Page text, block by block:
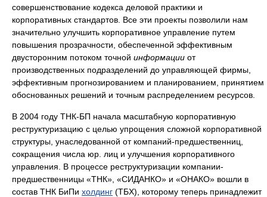
совершенствование кодекса деловой практики и
корпоративных стандартов. Все эти проекты позволили нам
значительно улучшить корпоративное управление путем
повышения прозрачности, обеспеченной эффективным
двусторонним потоком точной информации от
производственных подразделений до управляющей фирмы,
эффективным прогнозированием и планированием, принятием
обоснованных решений и точным распределением ресурсов.
В 2004 году ТНК-БП начала масштабную корпоративную
реструктуризацию с целью упрощения сложной корпоративной
структуры, унаследованной от компаний-предшественниц,
сокращения числа юр. лиц и улучшения корпоративного
управления. В процессе реструктуризации компании-
предшественницы «ТНК», «СИДАНКО» и «ОНАКО» вошли в
состав ТНК БиПи холдинг (ТБХ), которому теперь принадлежит